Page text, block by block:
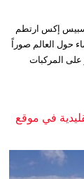
فالكون 9 تابع لشركة سبيس إكس ارتطم
حول العالم صوراً
المركبات
في موقع